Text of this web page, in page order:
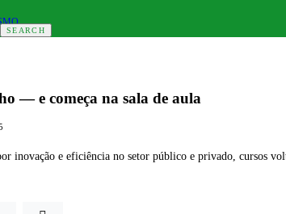
SEARCH
— e começa na sala de aula
inovação e eficiência no setor público e privado, cursos